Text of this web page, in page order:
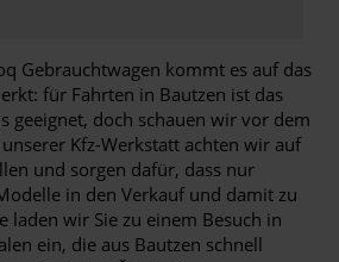
Gebrauchtwagen kommt es auf das
für Fahrten in Bautzen ist das
geeignet, doch schauen wir vor dem
Kfz-Werkstatt achten wir auf
und sorgen dafür, dass nur
in den Verkauf und damit zu
laden wir Sie zu einem Besuch in
ein, die aus Bautzen schnell